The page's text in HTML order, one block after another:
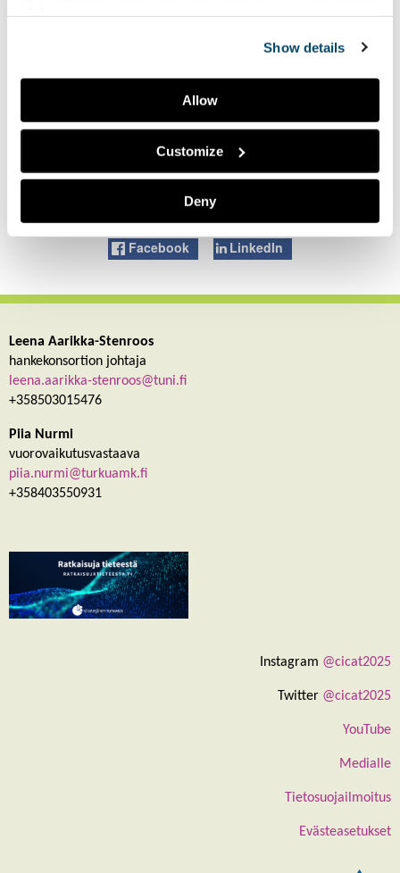
Show details
Allow
Customize
Deny
Tulosten hyödyntäminen:Tässä julkaisussa esitettyjen ajatusten
Tiina Onkila
Marileena Mäkelä
Facebook LinkedIn
Leena Aarikka-Stenroos
hankekonsortion johtaja
leena.aarikka-stenroos@tuni.fi
+358503015476
Piia Nurmi
vuorovaikutusvastaava
piia.nurmi@turkuamk.fi
+358403550931
Instagram @cicat2025
Twitter @cicat2025
YouTube
Medialle
Tietosuojailmoitus
Evästeasetukset